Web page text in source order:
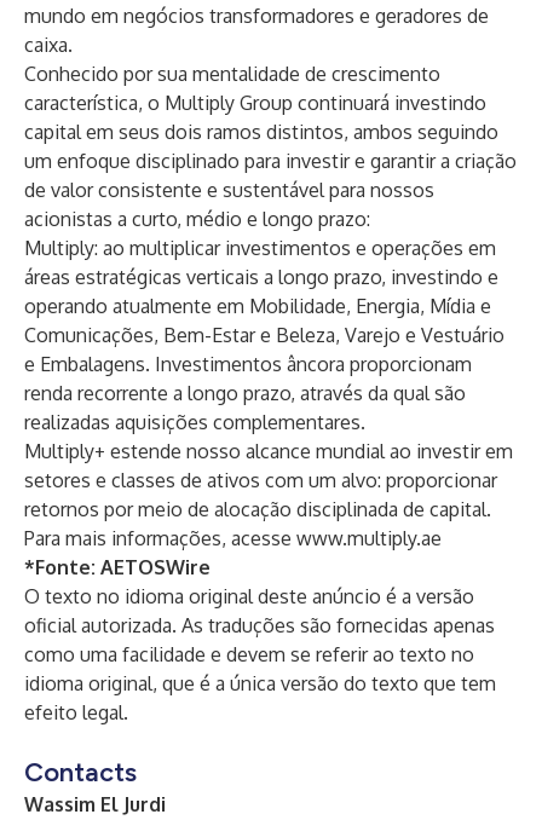
mundo em negócios transformadores e geradores de
caixa.
Conhecido por sua mentalidade de crescimento
característica, o Multiply Group continuará investindo
capital em seus dois ramos distintos, ambos seguindo
um enfoque disciplinado para investir e garantir a criação
de valor consistente e sustentável para nossos
acionistas a curto, médio e longo prazo:
Multiply: ao multiplicar investimentos e operações em
áreas estratégicas verticais a longo prazo, investindo e
operando atualmente em Mobilidade, Energia, Mídia e
Comunicações, Bem-Estar e Beleza, Varejo e Vestuário
e Embalagens. Investimentos âncora proporcionam
renda recorrente a longo prazo, através da qual são
realizadas aquisições complementares.
Multiply+ estende nosso alcance mundial ao investir em
setores e classes de ativos com um alvo: proporcionar
retornos por meio de alocação disciplinada de capital.
Para mais informações, acesse www.multiply.ae
*Fonte: AETOSWire
O texto no idioma original deste anúncio é a versão
oficial autorizada. As traduções são fornecidas apenas
como uma facilidade e devem se referir ao texto no
idioma original, que é a única versão do texto que tem
efeito legal.
Contacts
Wassim El Jurdi